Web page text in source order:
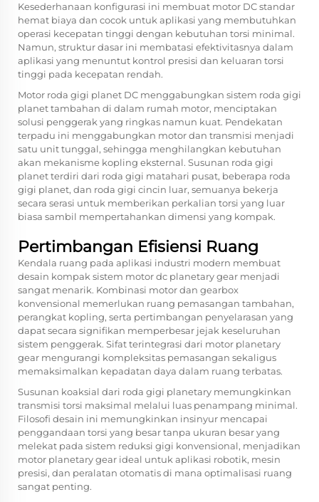
Kesederhanaan konfigurasi ini membuat motor DC standar
hemat biaya dan cocok untuk aplikasi yang membutuhkan
operasi kecepatan tinggi dengan kebutuhan torsi minimal.
Namun, struktur dasar ini membatasi efektivitasnya dalam
aplikasi yang menuntut kontrol presisi dan keluaran torsi
tinggi pada kecepatan rendah.
Motor roda gigi planet DC menggabungkan sistem roda gigi
planet tambahan di dalam rumah motor, menciptakan
solusi penggerak yang ringkas namun kuat. Pendekatan
terpadu ini menggabungkan motor dan transmisi menjadi
satu unit tunggal, sehingga menghilangkan kebutuhan
akan mekanisme kopling eksternal. Susunan roda gigi
planet terdiri dari roda gigi matahari pusat, beberapa roda
gigi planet, dan roda gigi cincin luar, semuanya bekerja
secara serasi untuk memberikan perkalian torsi yang luar
biasa sambil mempertahankan dimensi yang kompak.
Pertimbangan Efisiensi Ruang
Kendala ruang pada aplikasi industri modern membuat
desain kompak sistem motor dc planetary gear menjadi
sangat menarik. Kombinasi motor dan gearbox
konvensional memerlukan ruang pemasangan tambahan,
perangkat kopling, serta pertimbangan penyelarasan yang
dapat secara signifikan memperbesar jejak keseluruhan
sistem penggerak. Sifat terintegrasi dari motor planetary
gear mengurangi kompleksitas pemasangan sekaligus
memaksimalkan kepadatan daya dalam ruang terbatas.
Susunan koaksial dari roda gigi planetary memungkinkan
transmisi torsi maksimal melalui luas penampang minimal.
Filosofi desain ini memungkinkan insinyur mencapai
penggandaan torsi yang besar tanpa ukuran besar yang
melekat pada sistem reduksi gigi konvensional, menjadikan
motor planetary gear ideal untuk aplikasi robotik, mesin
presisi, dan peralatan otomatis di mana optimalisasi ruang
sangat penting.